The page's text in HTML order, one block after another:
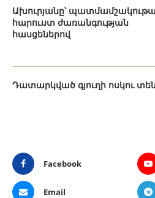
Ախուրյանը՝
հարուստ ժառանգության
հասցեներով
Դատարկված գյուղի ոսկու
Facebook
Email